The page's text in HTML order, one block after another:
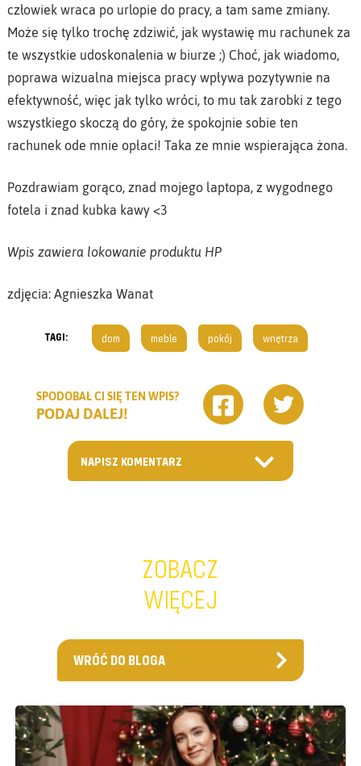
człowiek wraca po urlopie do pracy, a tam same zmiany.
Może się tylko trochę zdziwić, jak wystawię mu rachunek za
te wszystkie udoskonalenia w biurze ;) Choć, jak wiadomo,
poprawa wizualna miejsca pracy wpływa pozytywnie na
efektywność, więc jak tylko wróci, to mu tak zarobki z tego
wszystkiego skoczą do góry, że spokojnie sobie ten
rachunek ode mnie opłaci! Taka ze mnie wspierająca żona.
Pozdrawiam gorąco, znad mojego laptopa, z wygodnego
fotela i znad kubka kawy <3
Wpis zawiera lokowanie produktu HP
zdjęcia: Agnieszka Wanat
TAGI: dom meble pokój wnętrza
SPODOBAŁ CI SIĘ TEN WPIS?
PODAJ DALEJ!
NAPISZ KOMENTARZ
ZOBACZ
WIĘCEJ
WRÓĆ DO BLOGA